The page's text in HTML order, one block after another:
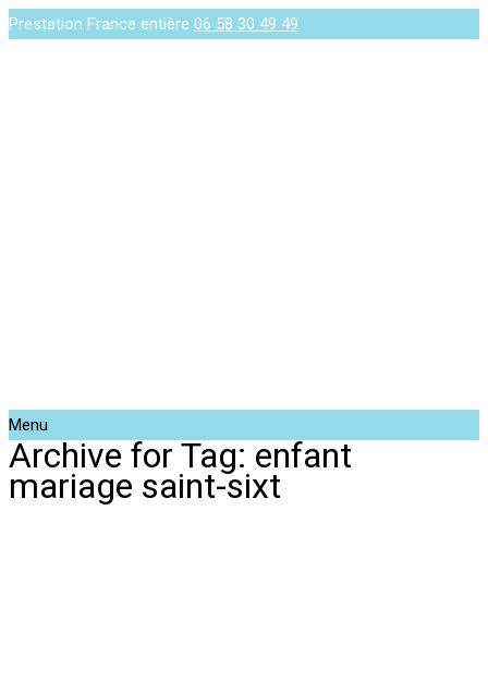
Prestation France entière 06 58 30 49 49
Menu
Archive for Tag: enfant
mariage saint-sixt